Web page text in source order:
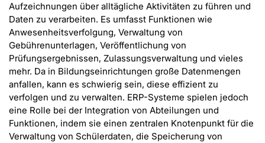
Aufzeichnungen über alltägliche Aktivitäten zu führen und
Daten zu verarbeiten. Es umfasst Funktionen wie
Anwesenheitsverfolgung, Verwaltung von
Gebührenunterlagen, Veröffentlichung von
Prüfungsergebnissen, Zulassungsverwaltung und vieles
mehr. Da in Bildungseinrichtungen große Datenmengen
anfallen, kann es schwierig sein, diese effizient zu
verfolgen und zu verwalten. ERP-Systeme spielen jedoch
eine Rolle bei der Integration von Abteilungen und
Funktionen, indem sie einen zentralen Knotenpunkt für die
Verwaltung von Schülerdaten, die Speicherung von